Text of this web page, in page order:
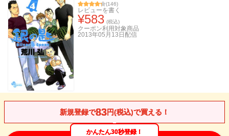
(146)
レビューを書く
¥583 (税込)
クーポン利用対象商品
2013年05月13日 配信
新規登録で83円(税込)で買える！
かんたん30秒登録！